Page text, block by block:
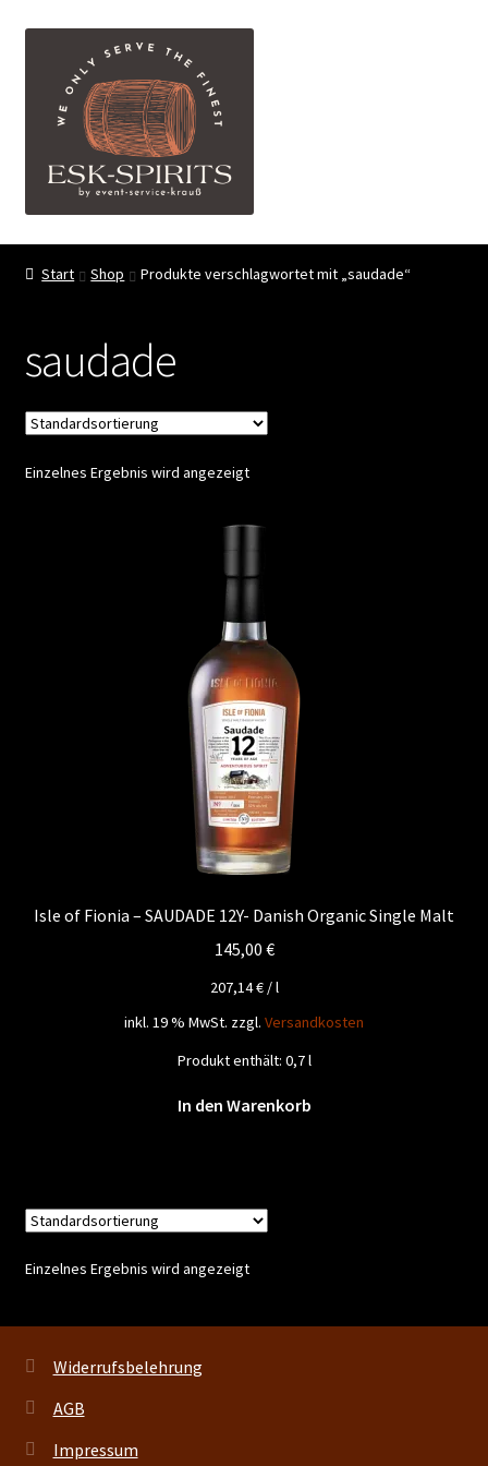
Navigation
springen
springen
ESK-SPIRITS ihr Partner für exquisite Spirituosen
Shop
My account
FAQ
Start Shop Produkte verschlagwortet mit „saudade“
saudade
Einzelnes Ergebnis wird angezeigt
Isle of Fionia – SAUDADE 12Y- Danish Organic Single Malt
145,00 €
207,14€/l
inkl. 19 % MwSt. zzgl. Versandkosten
Produkt enthält: 0,7l
In den Warenkorb
Einzelnes Ergebnis wird angezeigt
Widerrufsbelehrung
AGB
Impressum